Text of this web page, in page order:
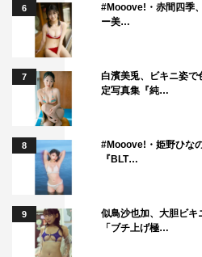
6
#Mooove!・赤間四季
ー美…
7
白濱美兎、ビキニ姿
定写真集『純…
8
#Mooove!・姫野ひな
『BLT…
9
似鳥沙也加、大胆ビ
「ブチ上げ極…